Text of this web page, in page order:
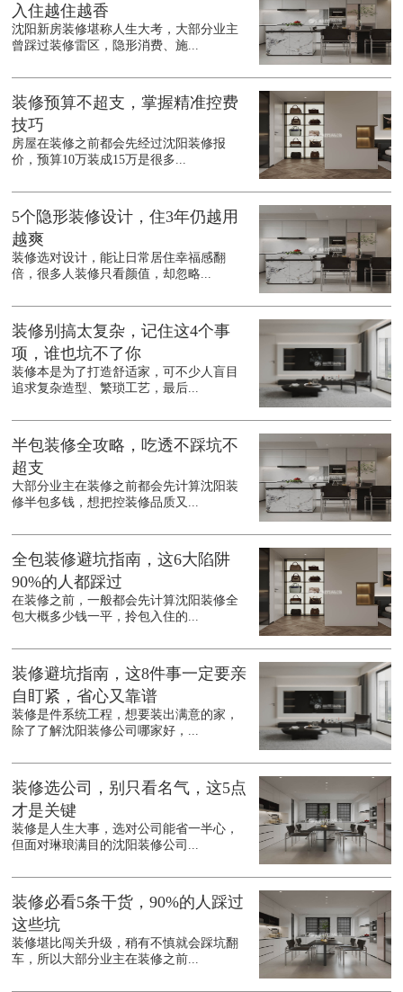
入住越住越香
沈阳新房装修堪称人生大考，大部分业主
曾踩过装修雷区，隐形消费、施...
装修预算不超支，掌握精准控费
技巧
房屋在装修之前都会先经过沈阳装修报
价，预算10万装成15万是很多...
5个隐形装修设计，住3年仍越用
越爽
装修选对设计，能让日常居住幸福感翻
倍，很多人装修只看颜值，却忽略...
装修别搞太复杂，记住这4个事
项，谁也坑不了你
装修本是为了打造舒适家，可不少人盲目
追求复杂造型、繁琐工艺，最后...
半包装修全攻略，吃透不踩坑不
超支
大部分业主在装修之前都会先计算沈阳装
修半包多钱，想把控装修品质又...
全包装修避坑指南，这6大陷阱
90%的人都踩过
在装修之前，一般都会先计算沈阳装修全
包大概多少钱一平，拎包入住的...
装修避坑指南，这8件事一定要亲
自盯紧，省心又靠谱
装修是件系统工程，想要装出满意的家，
除了了解沈阳装修公司哪家好，...
装修选公司，别只看名气，这5点
才是关键
装修是人生大事，选对公司能省一半心，
但面对琳琅满目的沈阳装修公司...
装修必看5条干货，90%的人踩过
这些坑
装修堪比闯关升级，稍有不慎就会踩坑翻
车，所以大部分业主在装修之前...